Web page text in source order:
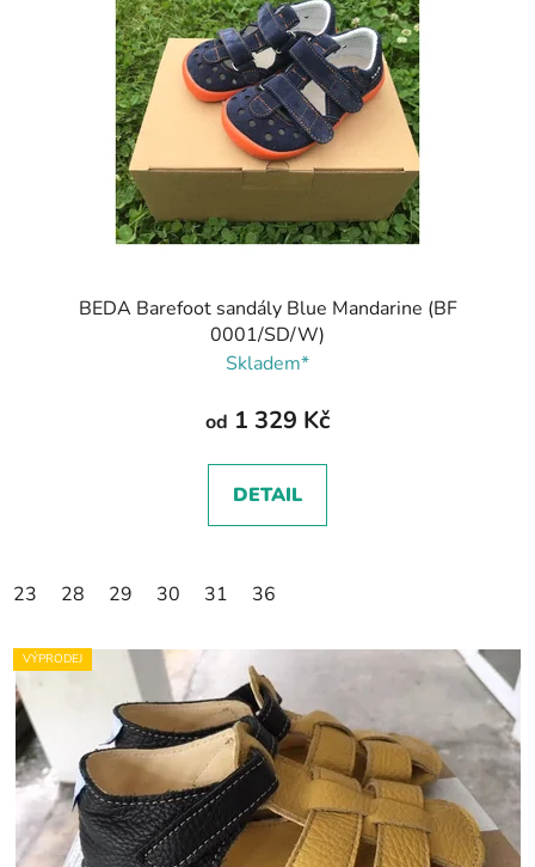
BEDA Barefoot sandály Blue Mandarine (BF
0001/SD/W)
Skladem*
od 1 329 Kč
DETAIL
23 28 29 30 31 36
VÝPRODEJ